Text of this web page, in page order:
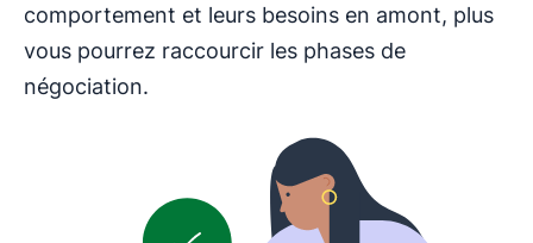
comportement et leurs besoins en amont, plus
vous pourrez raccourcir les phases de
négociation.